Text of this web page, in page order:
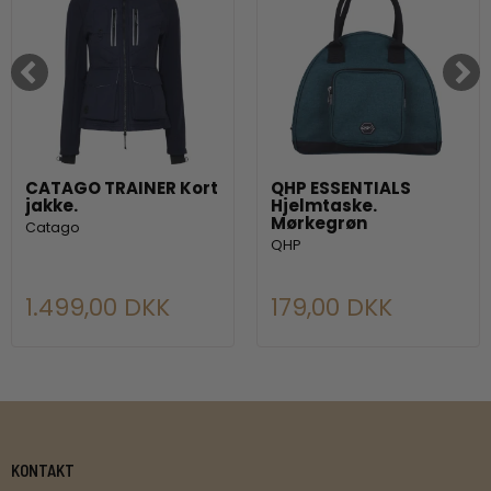
CATAGO TRAINER Kort
jakke.
Catago
1.499,00 DKK
QHP ESSENTIALS
Hjelmtaske.
Mørkegrøn
QHP
179,00 DKK
KONTAKT